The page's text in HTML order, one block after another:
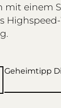
mit einem
Geheimtipp